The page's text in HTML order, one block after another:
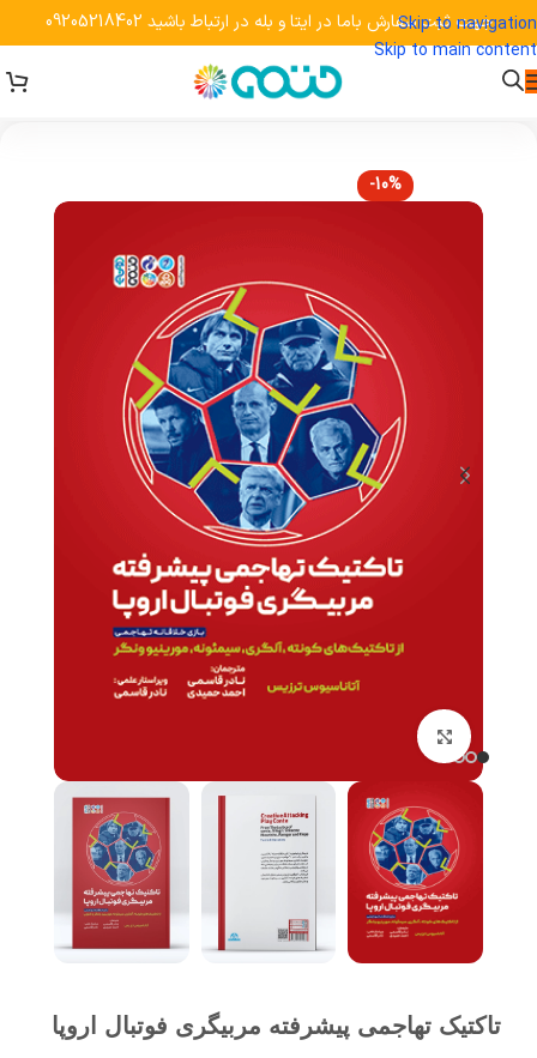
Skip to navigation
Skip to main content
جهت ثبت سفارش باما در ایتا و بله در ارتباط باشید 09205218402
-10%
برای بزرگنمایی کلیک کنید
تاکتیک تهاجمی پیشرفته مربیگری فوتبال اروپا